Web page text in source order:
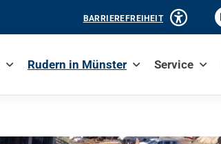
BARRIEREFREIHEIT
Rudern in Münster Service